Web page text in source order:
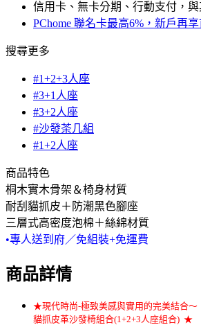
信用卡、無卡分期、行動支付，
PChome 聯名卡最高6%，新戶再
搜尋更多
#1+2+3人座
#3+1人座
#3+2人座
#沙發茶几組
#1+2人座
商品特色
桐木實木骨架＆椅身材質
耐刮貓抓皮＋防潮黑色腳座
三層式高密度泡棉＋絲綿材質
•專人送到府／免組裝+免運費
商品詳情
★現代時尚-極致美感與實用的完美結合～
貓抓皮革沙發椅組合(1+2+3人座組合) ★